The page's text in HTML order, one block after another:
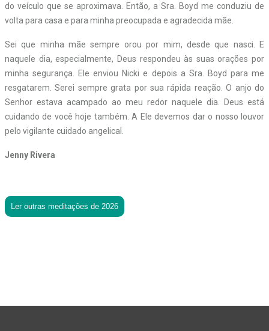
do veículo que se aproximava. Então, a Sra. Boyd me conduziu de
volta para casa e para minha preocupada e agradecida mãe.
Sei que minha mãe sempre orou por mim, desde que nasci. E
naquele dia, especialmente, Deus respondeu às suas orações por
minha segurança. Ele enviou Nicki e depois a Sra. Boyd para me
resgatarem. Serei sempre grata por sua rápida reação. O anjo do
Senhor estava acampado ao meu redor naquele dia. Deus está
cuidando de você hoje também. A Ele devemos dar o nosso louvor
pelo vigilante cuidado angelical.
Jenny Rivera
Ler outras meditações de 2026